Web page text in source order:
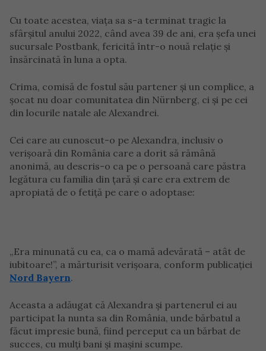
Cu toate acestea, viața sa s-a terminat tragic la
sfârșitul anului 2022, când avea 39 de ani, era șefa unei
sucursale Postbank, fericită într-o nouă relație și
însărcinată în luna a opta.
Crima, comisă de fostul său partener și un complice, a
șocat nu doar comunitatea din Nürnberg, ci și pe cei
din locurile natale ale Alexandrei.
Cei care au cunoscut-o pe Alexandra, inclusiv o
verișoară din România care a dorit să rămână
anonimă, au descris-o ca pe o persoană care păstra
legătura cu familia din țară și care era extrem de
apropiată de o fetiță pe care o adoptase:
„Era minunată cu ea, ca o mamă adevărată – atât de
iubitoare!”, a mărturisit verișoara, conform publicației
Nord Bayern.
Aceasta a adăugat că Alexandra și partenerul ei au
participat la nunta sa din România, unde bărbatul a
făcut impresie bună, fiind perceput ca un bărbat de
succes, cu mulți bani și mașini scumpe.